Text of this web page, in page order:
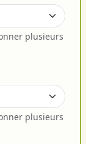
plusieurs
plusieurs